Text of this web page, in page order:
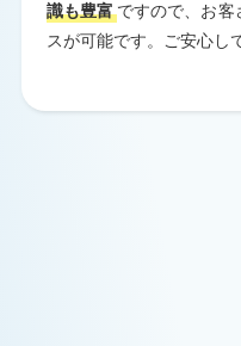
識も豊富ですので、お客
スが可能です。ご安心し